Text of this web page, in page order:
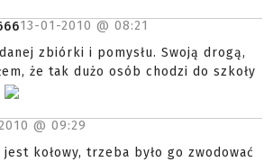
13-01-2010 @ 08:21
zbiórki i pomysłu. Swoją drogą,
że tak dużo osób chodzi do szkoły
@ 09:29
jest kołowy, trzeba było go zwodować